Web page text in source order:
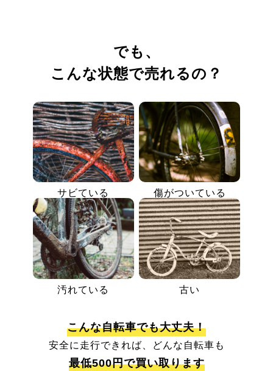
でも、
こんな状態で売れるの？
サビている 傷がついている
汚れている 古い
こんな自転車でも大丈夫！
安全に走行できれば、どんな自転車も
最低500円で買い取ります